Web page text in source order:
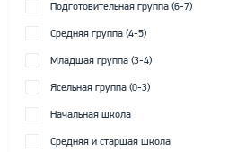
Подготовительная группа (6-7)
Средняя группа (4-5)
Младшая группа (3-4)
Ясельная группа (0-3)
Начальная школа
Средняя и старшая школа